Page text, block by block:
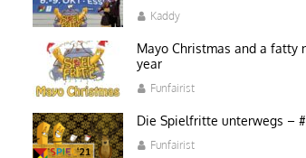
Kaddy
Mayo Christmas and a fatty
year
Funfairist
Die Spielfritte unterwegs –
Funfairist